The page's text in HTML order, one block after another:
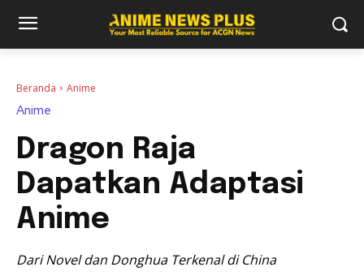
Beranda Anime
Anime
Dragon Raja
Dapatkan Adaptasi
Anime
Dari Novel dan Donghua Terkenal di China